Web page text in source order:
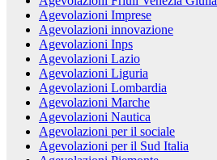
Agevolazioni Imprese
Agevolazioni innovazione
Agevolazioni Inps
Agevolazioni Lazio
Agevolazioni Liguria
Agevolazioni Lombardia
Agevolazioni Marche
Agevolazioni Nautica
Agevolazioni per il sociale
Agevolazioni per il Sud Italia